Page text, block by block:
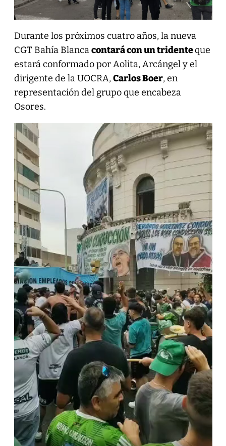
Durante los próximos cuatro años, la nueva
CGT Bahía Blancacontará con un tridenteque
estará conformado por Aolita, Arcángel y el
dirigente de la UOCRA,Carlos Boer, en
representación del grupo que encabeza
Osores.